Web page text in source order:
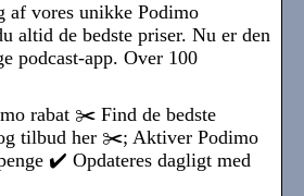
af vores unikke Podimo
altid de bedste priser. Nu er den
podcast-app. Over 100
rabat ✂️ Find de bedste
tilbud her ✂️; Aktiver Podimo
✔️ Opdateres dagligt med